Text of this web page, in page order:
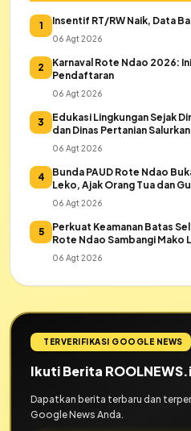
1 Insentif RT/RW Naik, Data
06 Agt 2026
2
Karnaval Rote Ndao 2026:
Pendaftaran
06 Agt 2026
3
Edukasi Lingkungan Sejak
dan Dinas Pertanian
Daeloni
06 Agt 2026
4
Bunda PAUD Rote Ndao
Leko, Ajak Orang Tua dan
06 Agt 2026
5
Perkuat Keamanan Batas
Rote Ndao Sambangi Mako
06 Agt 2026
TERVERIFIKASI GOOGLE NEWS
Ikuti Berita
Dapatkan berita terbaru dan
Google News Anda.